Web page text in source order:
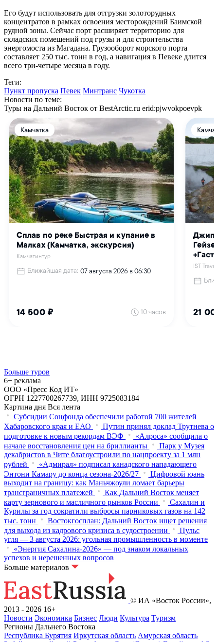
Его будут использовать для отгрузки золоторудных
концентратов в рамках освоения месторождений Баимской
рудной зоны. Сейчас порт расширяет территорию для
складских помещений под грузы и для строительства
энергомоста из Магадана. Грузооборот морского порта
составляет 250 тыс. тонн в год, а навигация в Певеке длится
всего три-четыре месяца в году.
Теги:
Пункт пропуска Певек Минтранс Чукотка
Новости по теме:
Туры на Дальний Восток от BestArctic.ru erid:pjwvokpoevpk
Больше туров
6+ реклама
ООО «Пресс Код ИТ»
ОГРН 1227700267739, ИНН 9725083184
Картина дня Вся лента
Субсидии Соцфонда обеспечили работой 700 жителей
Хабаровского края и ЕАО
Путин принял доклад Трутнева о
подготовке к новым рекордам ВЭФ
«Алроса» сообщила о
начале восстановления цен на бриллианты
Парк у Музея
декабристов в Чите благоустроили по нацпроекту за 1 млн
рублей
«Адмирал» подписал канадского нападающего
Энтони Камару до конца сезона-2026/27
Цифровой юань
выходит на границу: как Маньчжоули ломает барьеры
трансграничных платежей
Как Дальний Восток меняет
карту зернового и масличного рынков России
Сахалин и
Курилы за год сократили выбросы парниковых газов на 142
тыс. тонн
Востокгосплан: Дальний Восток ищет решения
для выхода из кадрового кризиса в судостроении
Пульс
угля — 3 августа 2026: угольная промышленность в моменте
«Энергия Сахалина-2026» — под знаком локальных
успехов и нерешенных вопросов
Больше материалов
© ИА «Восток России»,
2013 - 2026 16+
Новости Экономика Бизнес Люди Культура Туризм
Регионы Дальнего Востока
Республика Бурятия Иркутская область Амурская область